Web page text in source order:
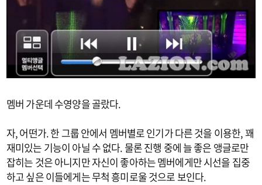
멤버 가운데 수영양을 골랐다.
자, 어떤가. 한 그룹 안에서 멤버별로 인기가 다른 것을 이용한, 꽤
재미있는 기능이 아닐 수 없다. 물론 진행 중에 늘 좋은 앵글로만
잡히는 것은 아니지만 자신이 좋아하는 멤버에게만 시선을 집중
하고 싶은 이들에게는 무척 흥미로울 것으로 보인다.